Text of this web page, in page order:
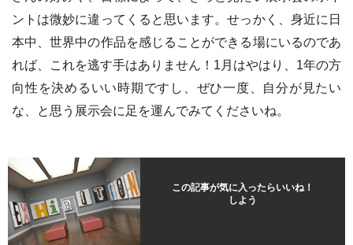
ントは微妙に違ってくると思います。せっかく、身近に日
本中、世界中の作品を感じることができる場にいるのであ
れば、これを逃す手はありません！1月はやはり、1年の方
向性を決めるいい時期ですし、ぜひ一度、自分が見たい
な、と思う展示会に足を運んでみてくださいね。
この記事が気に入ったらいいね！
しよう